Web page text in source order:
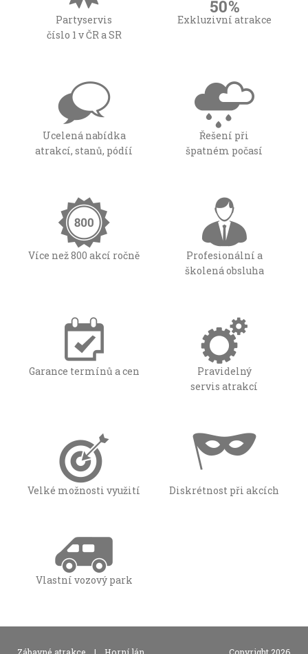
Partyservis
číslo 1 v ČR a SR
Exkluzivní atrakce
Ucelená nabídka
atrakcí, stanů, pódíí
Řešení při
špatném počasí
Více než 800 akcí ročně
Profesionální a
školená obsluha
Garance termínů a cen
Pravidelný
servis atrakcí
Velké možnosti využití Diskrétnost při akcích
Vlastní vozový park